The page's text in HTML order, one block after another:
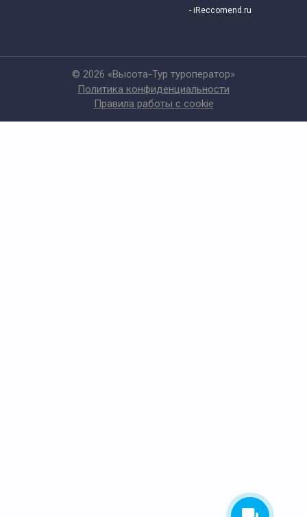
- iReccomend.ru
© 2026 «Высота-Тур туроператор»
Политика конфиденциальности
Правила работы с cookie